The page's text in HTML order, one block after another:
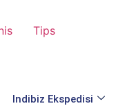
Tips
Indibiz Ekspedisi